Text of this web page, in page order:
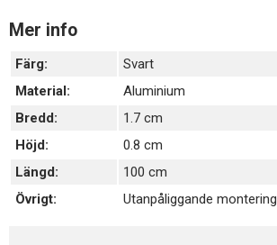
Mer info
Färg:
Svart
Material:
Aluminium
Bredd:
1.7 cm
Höjd:
0.8 cm
Längd:
100 cm
Övrigt:
Utanpåliggande montering